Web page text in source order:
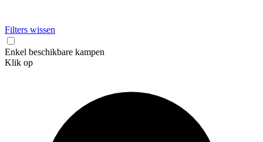
Filters wissen
Enkel beschikbare kampen
Klik op